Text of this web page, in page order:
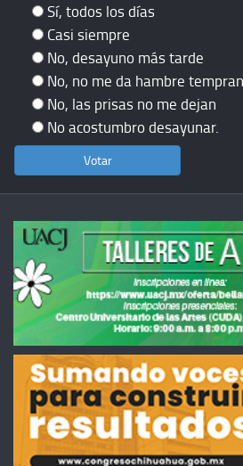
Sí, todos los días
Casi siempre
No, desayuno más tarde
No, no me da hambre
No, las prisas no me dejan
No acostumbro desayunar.